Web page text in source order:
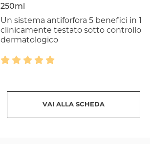
250ml
Un sistema antiforfora 5 benefici in 1
clinicamente testato sotto controllo
dermatologico
VAI ALLA SCHEDA